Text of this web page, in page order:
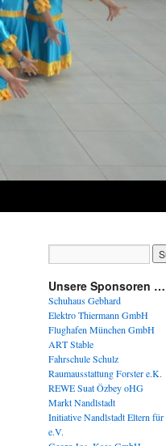
Unsere Sponsoren …
Schuhaus Gebhard
Elektro Thiermann GmbH
Flughafen München GmbH
ART Stable
Fahrschule Schulz
Raumausstattung Forster e.K.
REWE Suat Özbey oHG
Markt Nandlstadt
Initiative Nandlstadt Eltern
e.V.